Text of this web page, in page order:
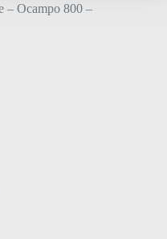
– Ocampo 800 –